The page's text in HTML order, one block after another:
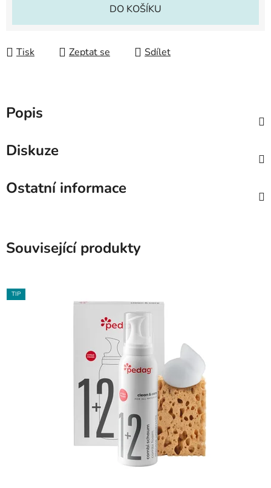
DO KOŠÍKU
Tisk Zeptat se Sdílet
Popis
Diskuze
Ostatní informace
Související produkty
TIP